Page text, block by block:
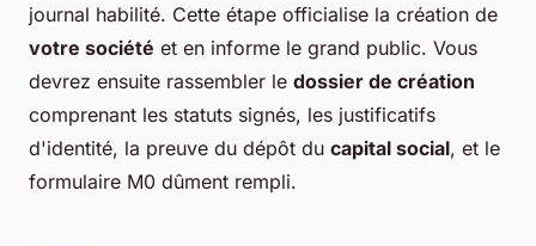
journal habilité. Cette étape officialise la création de
votre société et en informe le grand public. Vous
devrez ensuite rassembler le dossier de création
comprenant les statuts signés, les justificatifs
d'identité, la preuve du dépôt du capital social, et le
formulaire M0 dûment rempli.